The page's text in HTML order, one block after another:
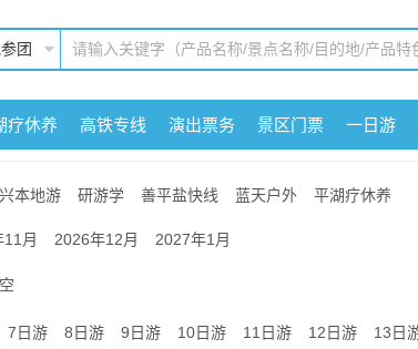
团
疗休养 高铁专线 演出票务 景区门票 一日游
本地游 研游学 善平盐快线 蓝天户外 平湖疗休养
月 2026年12月 2027年1月
7日游 8日游 9日游 10日游 11日游 12日游 13日